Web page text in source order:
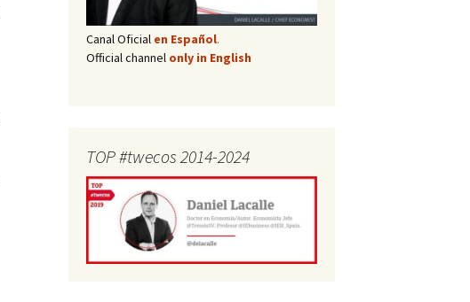
Canal Oficial en Español.
Official channel only in English
TOP #twecos 2014-2024